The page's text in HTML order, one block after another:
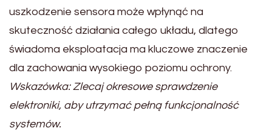
uszkodzenie sensora może wpłynąć na
skuteczność działania całego układu, dlatego
świadoma eksploatacja ma kluczowe znaczenie
dla zachowania wysokiego poziomu ochrony.
Wskazówka: Zlecaj okresowe sprawdzenie
elektroniki, aby utrzymać pełną funkcjonalność
systemów.